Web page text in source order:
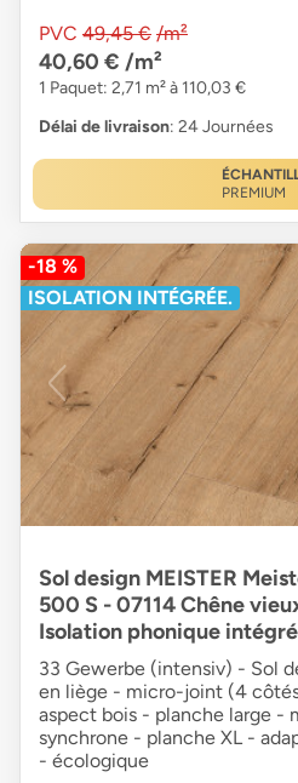
PVC 49,45 € /m²
40,60 € /m²
1 Paquet: 2,71 m² à 110,03 €
Délai de livraison: 24 Journées
PREMIUM
-18 %
ISOLATION INTÉGRÉE.
Sol design MEISTER
500 S - 07114 Chêne
Isolation phonique
33 Gewerbe (intensiv) - Sol
en liège - micro-joint (4
aspect bois - planche large -
synchrone - planche XL -
- écologique